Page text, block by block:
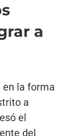
a
en la forma
a
el
del